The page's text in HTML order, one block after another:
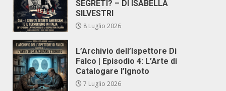
SEGRETI? – DI ISABELLA
SILVESTRI
8 Luglio 2026
L’Archivio dell’Ispettore Di
Falco | Episodio 4: L’Arte di
Catalogare l’Ignoto
7 Luglio 2026